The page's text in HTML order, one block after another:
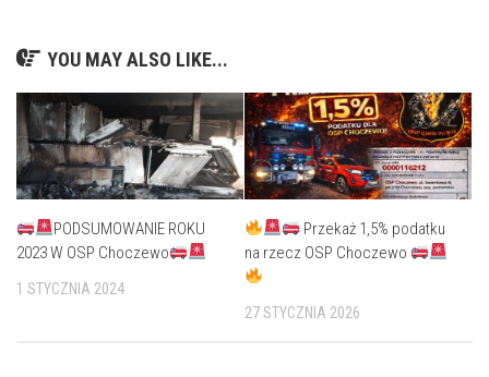
YOU MAY ALSO LIKE...
PODSUMOWANIE ROKU
2023 W OSP Choczewo
1 STYCZNIA 2024
Przekaż 1,5% podatku
na rzecz OSP Choczewo
27 STYCZNIA 2026